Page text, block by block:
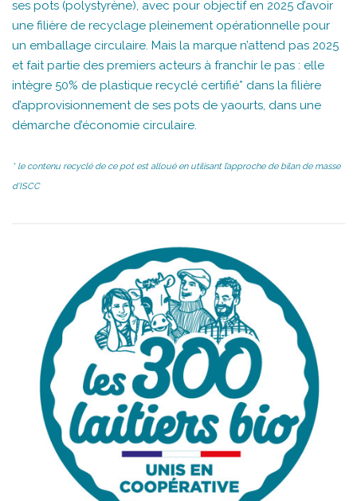
ses pots (polystyrène), avec pour objectif en 2025 d’avoir
une filière de recyclage pleinement opérationnelle pour
un emballage circulaire. Mais la marque n’attend pas 2025
et fait partie des premiers acteurs à franchir le pas : elle
intègre 50% de plastique recyclé certifié* dans la filière
d’approvisionnement de ses pots de yaourts, dans une
démarche d’économie circulaire.
* le contenu recyclé de ce pot est alloué en utilisant l’approche de bilan de masse
d’ISCC